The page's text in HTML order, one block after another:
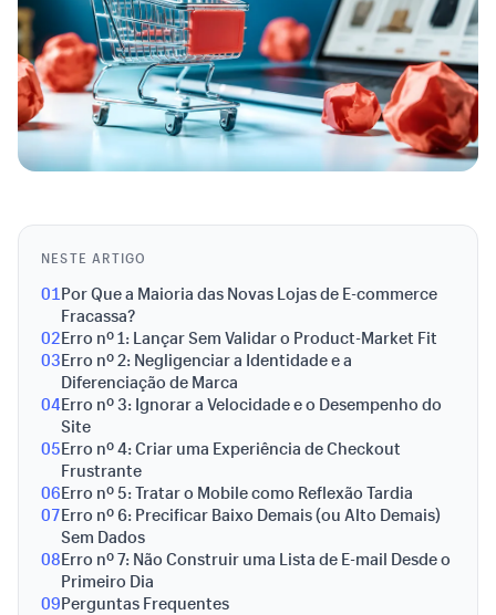
NESTE ARTIGO
01Por Que a Maioria das Novas Lojas de E-commerce
Fracassa?
02Erro nº 1: Lançar Sem Validar o Product-Market Fit
03Erro nº 2: Negligenciar a Identidade e a
Diferenciação de Marca
04Erro nº 3: Ignorar a Velocidade e o Desempenho do
Site
05Erro nº 4: Criar uma Experiência de Checkout
Frustrante
06Erro nº 5: Tratar o Mobile como Reflexão Tardia
07Erro nº 6: Precificar Baixo Demais (ou Alto Demais)
Sem Dados
08Erro nº 7: Não Construir uma Lista de E-mail Desde o
Primeiro Dia
09Perguntas Frequentes